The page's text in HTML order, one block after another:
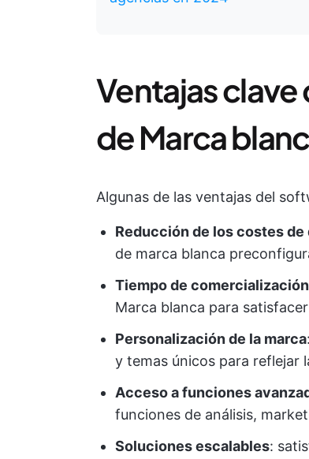
Ventajas clave
de Marca
Algunas de las ventajas del
Reducción de los costes
de marca blanca
Tiempo de
Marca blanca para
Personalización de la marca
y temas únicos para reflejar
Acceso a funciones
funciones de análisis,
Soluciones escalables: